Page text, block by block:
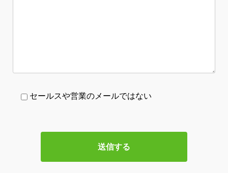
セールスや営業のメールではない